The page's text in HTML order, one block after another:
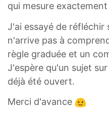
qui mesure exactement
J'ai essayé de réfléchir
n'arrive pas à
règle graduée et un
J'espère qu'un sujet
déjà été ouvert.
Merci d'avance